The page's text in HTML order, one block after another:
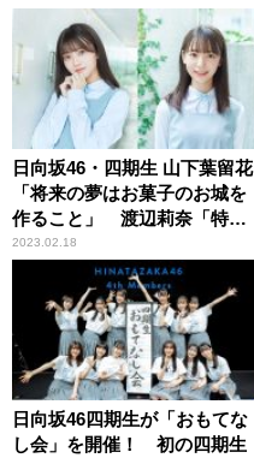
日向坂46・四期生 山下葉留花
「将来の夢はお菓子のお城を
作ること」 渡辺莉奈「特技
は牛乳を200mlぴったりにつぐ
2023.02.18
日向坂46四期生が「おもてな
し会」を開催！ 初の四期生